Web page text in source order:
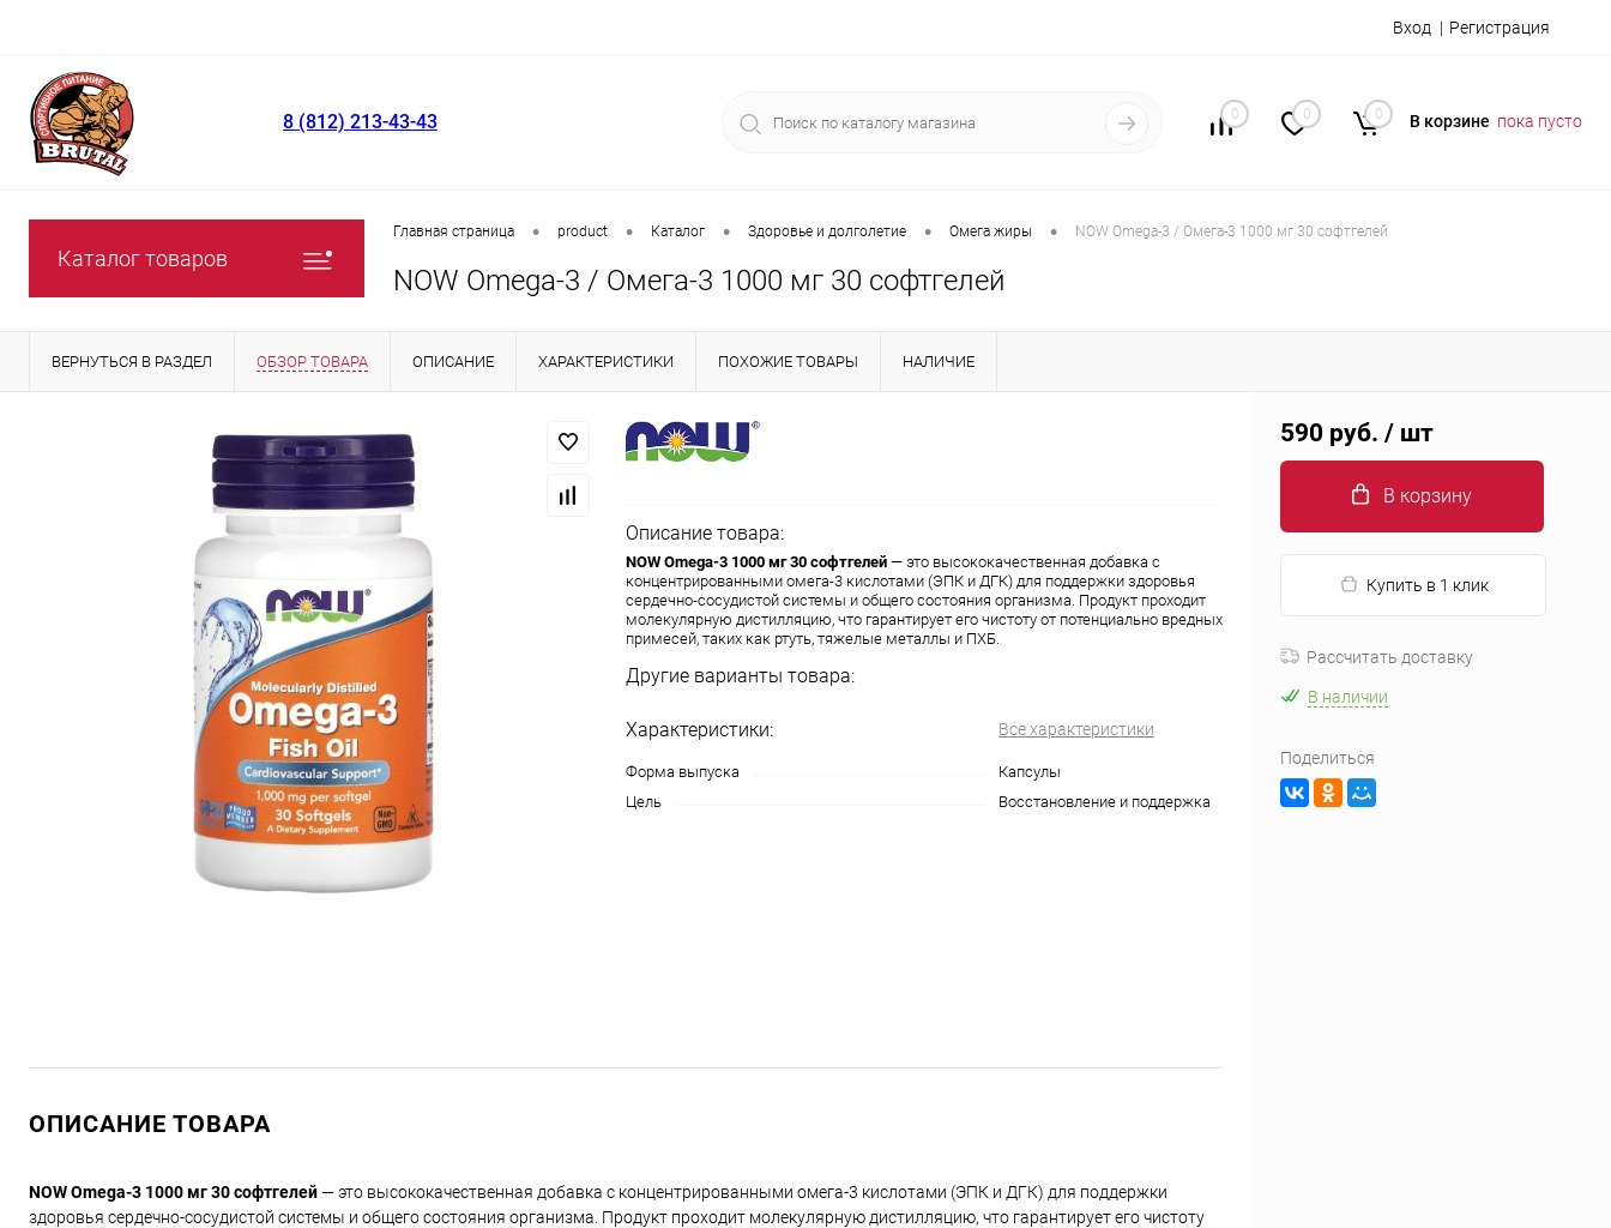
Вход Регистрация
8 (812) 213-43-43 0 0 0 В корзине пока пусто
Каталог товаров
Главная страница • product • Каталог • Здоровье и долголетие • Омега жиры • NOW Omega-3 / Омега-3 1000 мг 30 софтгелей
NOW Omega-3 / Омега-3 1000 мг 30 софтгелей
ВЕРНУТЬСЯ В РАЗДЕЛ ОБЗОР ТОВАРА ОПИСАНИЕ ХАРАКТЕРИСТИКИ ПОХОЖИЕ ТОВАРЫ НАЛИЧИЕ
Описание товара:
NOW Omega-3 1000 мг 30 софтгелей — это высококачественная добавка с
концентрированными омега-3 кислотами (ЭПК и ДГК) для поддержки здоровья
сердечно-сосудистой системы и общего состояния организма. Продукт проходит
молекулярную дистилляцию, что гарантирует его чистоту от потенциально вредных
примесей, таких как ртуть, тяжелые металлы и ПХБ.
Другие варианты товара:
Характеристики: Все характеристики
Форма выпуска
Капсулы
Цель
Восстановление и поддержка
ОПИСАНИЕ ТОВАРА
NOW Omega-3 1000 мг 30 софтгелей— это высококачественная добавка с концентрированными омега-3 кислотами (ЭПК и ДГК) для поддержки
здоровья сердечно-сосудистой системы и общего состояния организма. Продукт проходит молекулярную дистилляцию, что гарантирует его чистоту
590 руб. / шт
В корзину
Купить в 1 клик
Рассчитать доставку
В наличии
Поделиться